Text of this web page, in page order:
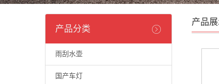
产品分类
雨刮水壶
国产车灯
产品